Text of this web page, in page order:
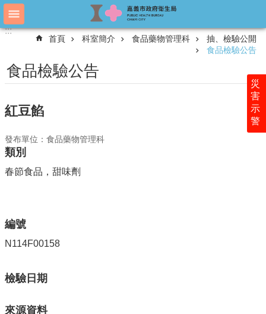
跳到主要內容區塊
進
認
衛
生
局
介
附
位
公
:::
災
害
示
警
:::
首頁 科室簡介 食品藥物管理科
抽、檢驗公開
食品檢驗公告
食品檢驗公告
紅豆餡
發布單位：食品藥物管理科
類別
春節食品，甜味劑
編號
N114F00158
檢驗日期
來源資料